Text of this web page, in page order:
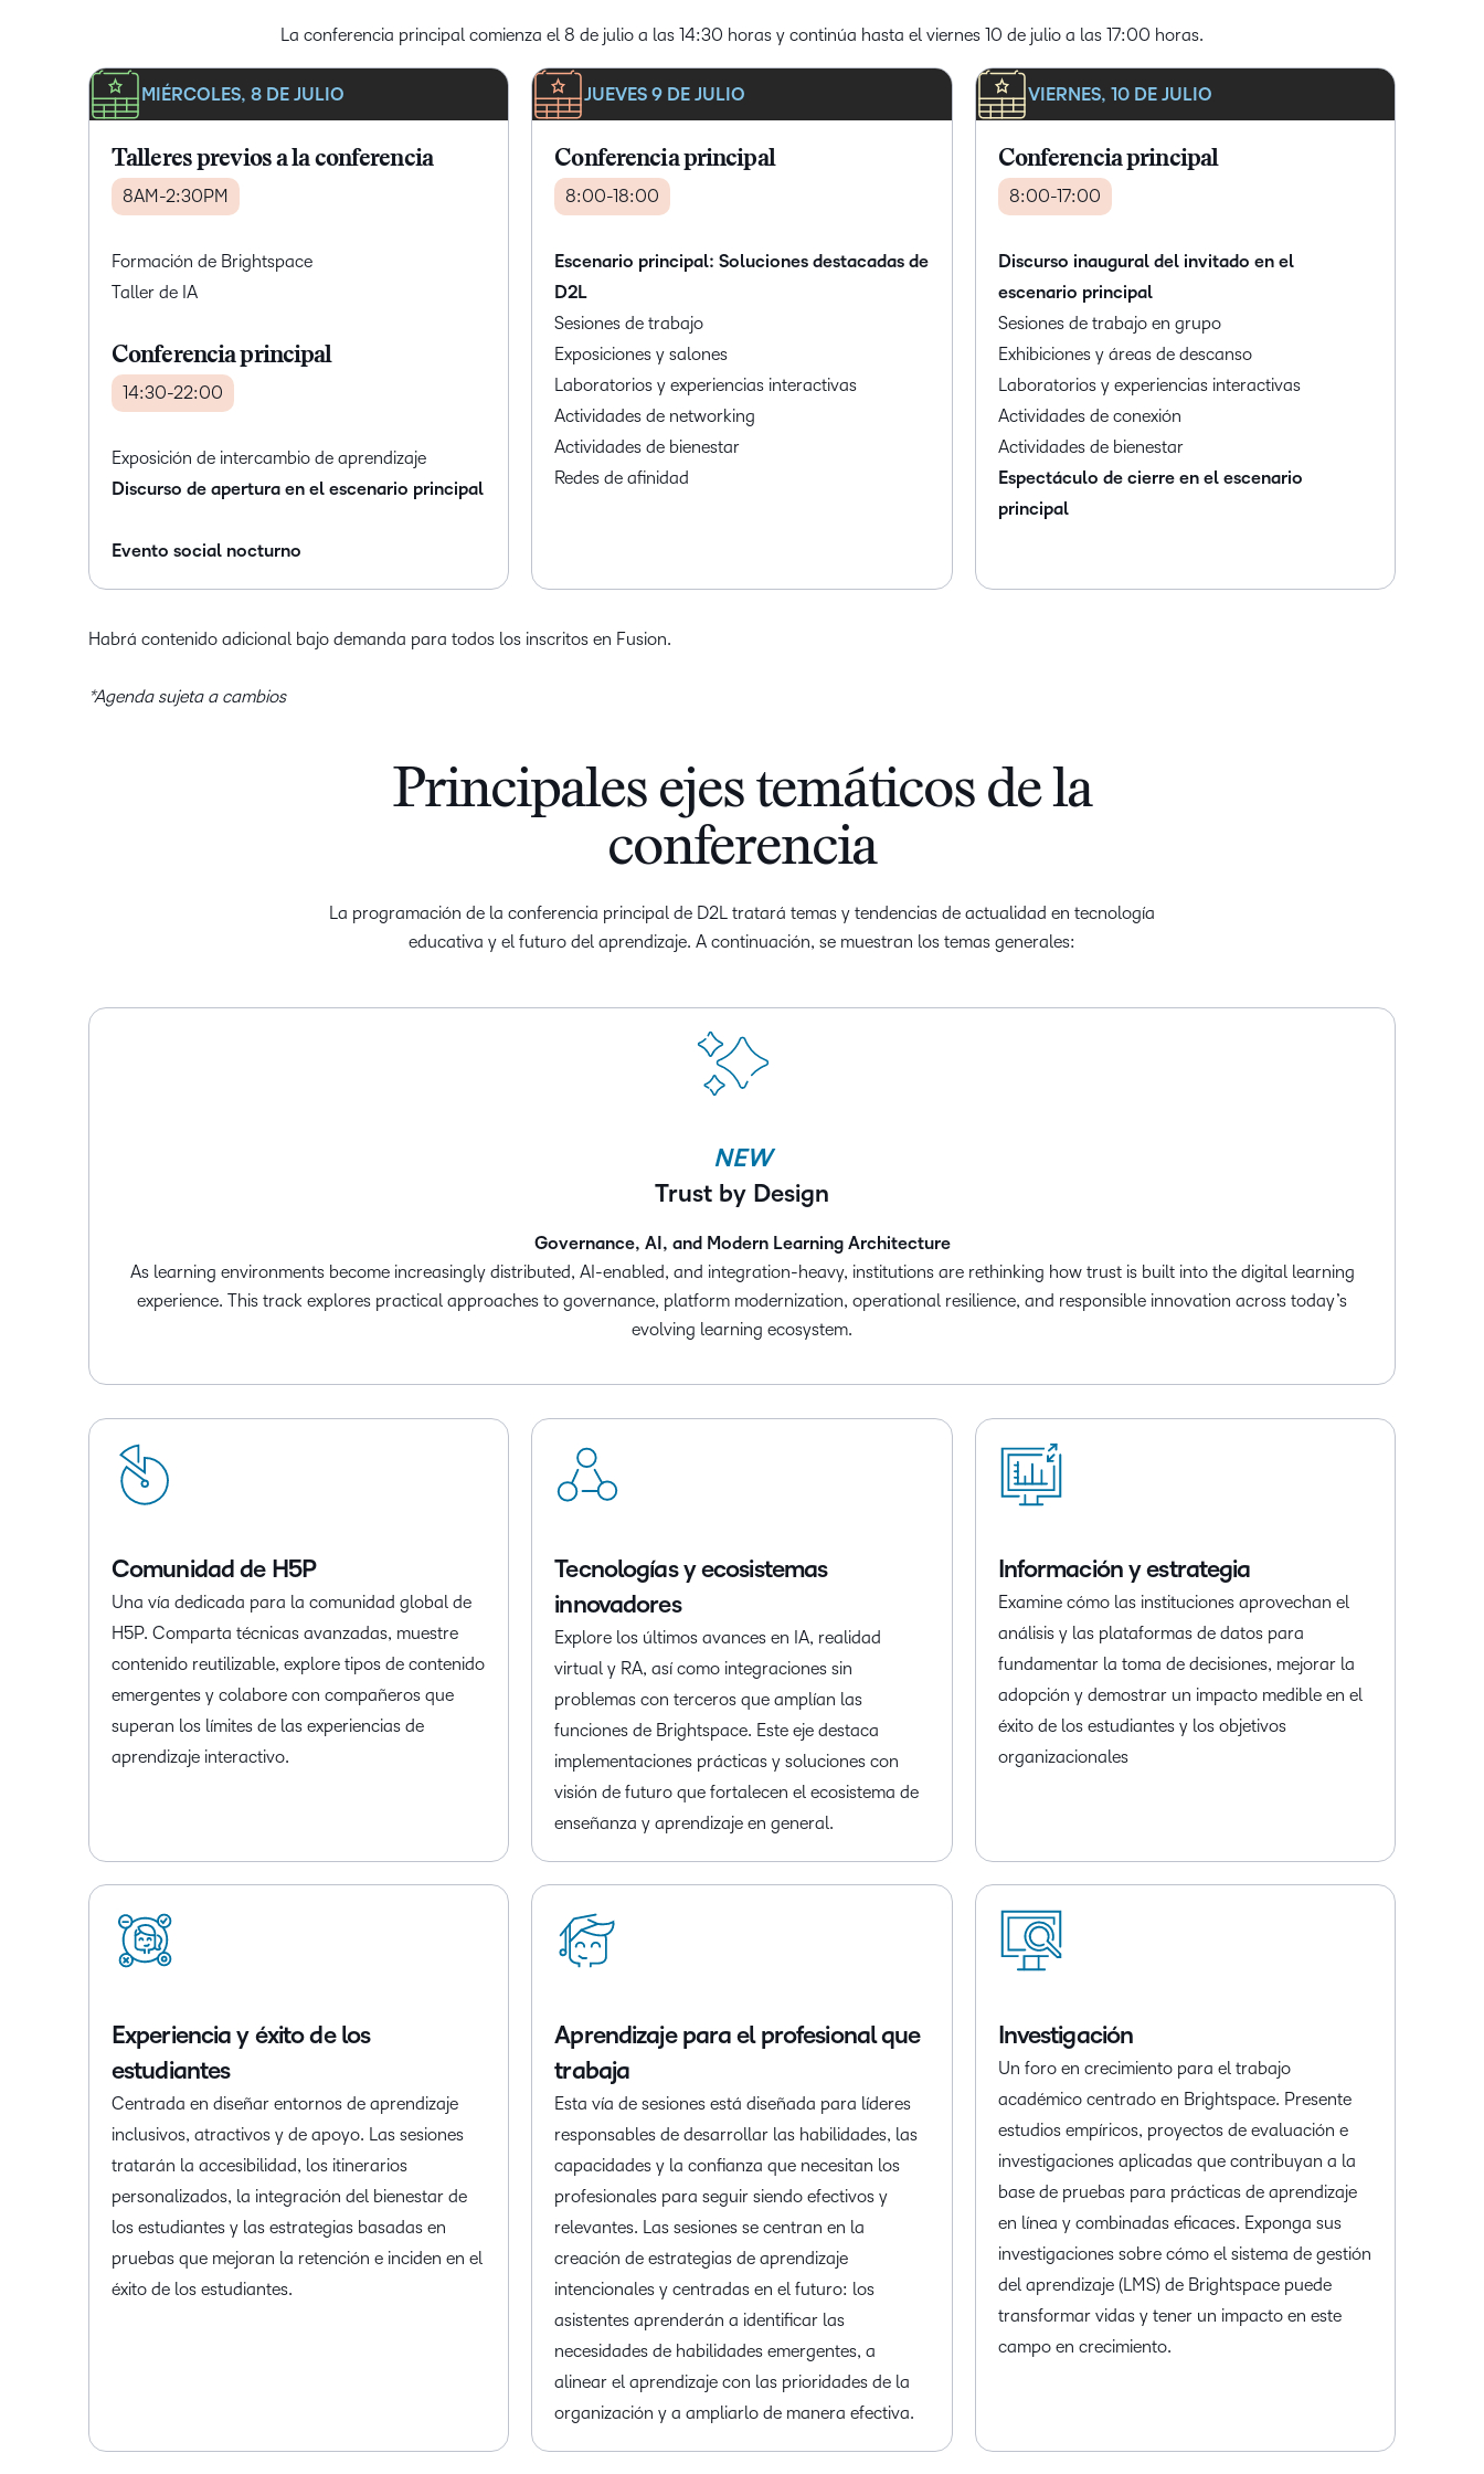
La conferencia principal comienza el 8 de julio a las 14:30 horas y continúa hasta el viernes 10 de julio a las 17:00 horas.
MIÉRCOLES, 8 DE JULIO
Talleres previos a la conferencia
8AM-2:30PM
Formación de Brightspace
Taller de IA
Conferencia principal
14:30-22:00
Exposición de intercambio de aprendizaje
Discurso de apertura en el escenario principal
Evento social nocturno
JUEVES 9 DE JULIO
Conferencia principal
8:00-18:00
Escenario principal: Soluciones destacadas de
D2L
Sesiones de trabajo
Exposiciones y salones
Laboratorios y experiencias interactivas
Actividades de networking
Actividades de bienestar
Redes de afinidad
VIERNES, 10 DE JULIO
Conferencia principal
8:00-17:00
Discurso inaugural del invitado en el
escenario principal
Sesiones de trabajo en grupo
Exhibiciones y áreas de descanso
Laboratorios y experiencias interactivas
Actividades de conexión
Actividades de bienestar
Espectáculo de cierre en el escenario
principal
Habrá contenido adicional bajo demanda para todos los inscritos en Fusion.
*Agenda sujeta a cambios
Principales ejes temáticos de la
conferencia
La programación de la conferencia principal de D2L tratará temas y tendencias de actualidad en tecnología
educativa y el futuro del aprendizaje. A continuación, se muestran los temas generales:
NEW
Trust by Design
Governance, AI, and Modern Learning Architecture
As learning environments become increasingly distributed, AI-enabled, and integration-heavy, institutions are rethinking how trust is built into the digital learning
experience. This track explores practical approaches to governance, platform modernization, operational resilience, and responsible innovation across today’s
evolving learning ecosystem.
Comunidad de H5P
Una vía dedicada para la comunidad global de
H5P. Comparta técnicas avanzadas, muestre
contenido reutilizable, explore tipos de contenido
emergentes y colabore con compañeros que
superan los límites de las experiencias de
aprendizaje interactivo.
Tecnologías y ecosistemas
innovadores
Explore los últimos avances en IA, realidad
virtual y RA, así como integraciones sin
problemas con terceros que amplían las
funciones de Brightspace. Este eje destaca
implementaciones prácticas y soluciones con
visión de futuro que fortalecen el ecosistema de
enseñanza y aprendizaje en general.
Información y estrategia
Examine cómo las instituciones aprovechan el
análisis y las plataformas de datos para
fundamentar la toma de decisiones, mejorar la
adopción y demostrar un impacto medible en el
éxito de los estudiantes y los objetivos
organizacionales
Experiencia y éxito de los
estudiantes
Centrada en diseñar entornos de aprendizaje
inclusivos, atractivos y de apoyo. Las sesiones
tratarán la accesibilidad, los itinerarios
personalizados, la integración del bienestar de
los estudiantes y las estrategias basadas en
pruebas que mejoran la retención e inciden en el
éxito de los estudiantes.
Aprendizaje para el profesional que
trabaja
Esta vía de sesiones está diseñada para líderes
responsables de desarrollar las habilidades, las
capacidades y la confianza que necesitan los
profesionales para seguir siendo efectivos y
relevantes. Las sesiones se centran en la
creación de estrategias de aprendizaje
intencionales y centradas en el futuro: los
asistentes aprenderán a identificar las
necesidades de habilidades emergentes, a
alinear el aprendizaje con las prioridades de la
organización y a ampliarlo de manera efectiva.
Investigación
Un foro en crecimiento para el trabajo
académico centrado en Brightspace. Presente
estudios empíricos, proyectos de evaluación e
investigaciones aplicadas que contribuyan a la
base de pruebas para prácticas de aprendizaje
en línea y combinadas eficaces. Exponga sus
investigaciones sobre cómo el sistema de gestión
del aprendizaje (LMS) de Brightspace puede
transformar vidas y tener un impacto en este
campo en crecimiento.